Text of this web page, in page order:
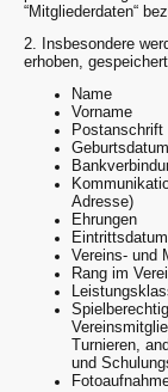
“Mitgliederdaten“
2. Insbesondere
erhoben,
Name
Vorname
Postanschrift
Geburtsdatum
Adresse)
Ehrungen
Eintrittsdatum
Vereins- und
Rang im
Turnieren,
und